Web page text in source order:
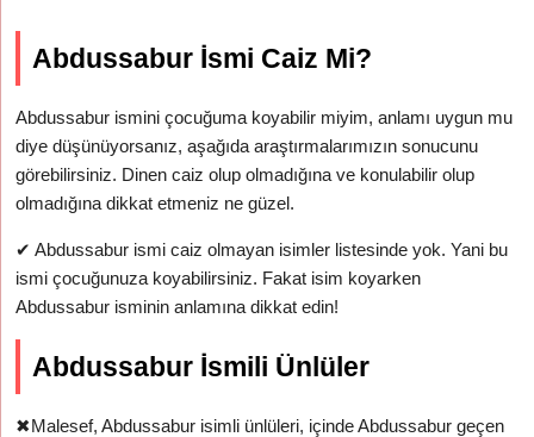
Abdussabur İsmi Caiz Mi?
Abdussabur ismini çocuğuma koyabilir miyim, anlamı uygun mu
diye düşünüyorsanız, aşağıda araştırmalarımızın sonucunu
görebilirsiniz. Dinen caiz olup olmadığına ve konulabilir olup
olmadığına dikkat etmeniz ne güzel.
✔ Abdussabur ismi caiz olmayan isimler listesinde yok. Yani bu
ismi çocuğunuza koyabilirsiniz. Fakat isim koyarken
Abdussabur isminin anlamına dikkat edin!
Abdussabur İsmili Ünlüler
✖Malesef, Abdussabur isimli ünlüleri, içinde Abdussabur geçen